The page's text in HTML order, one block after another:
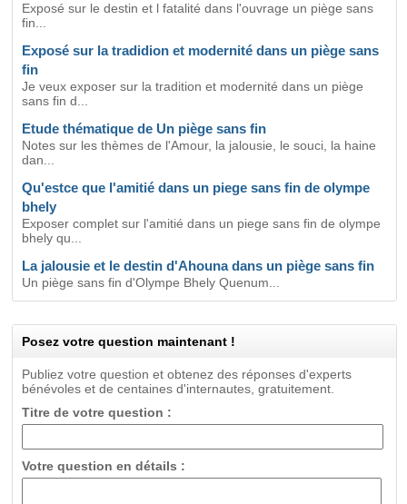
Exposé sur le destin et l fatalité dans l'ouvrage un piège sans
fin...
Exposé sur la tradidion et modernité dans un piège sans
fin
Je veux exposer sur la tradition et modernité dans un piège
sans fin d...
Etude thématique de Un piège sans fin
Notes sur les thèmes de l'Amour, la jalousie, le souci, la haine
dan...
Qu'estce que l'amitié dans un piege sans fin de olympe
bhely
Exposer complet sur l'amitié dans un piege sans fin de olympe
bhely qu...
La jalousie et le destin d'Ahouna dans un piège sans fin
Un piège sans fin d'Olympe Bhely Quenum...
Posez votre question maintenant !
Publiez votre question et obtenez des réponses d'experts
bénévoles et de centaines d'internautes, gratuitement.
Titre de votre question :
Votre question en détails :